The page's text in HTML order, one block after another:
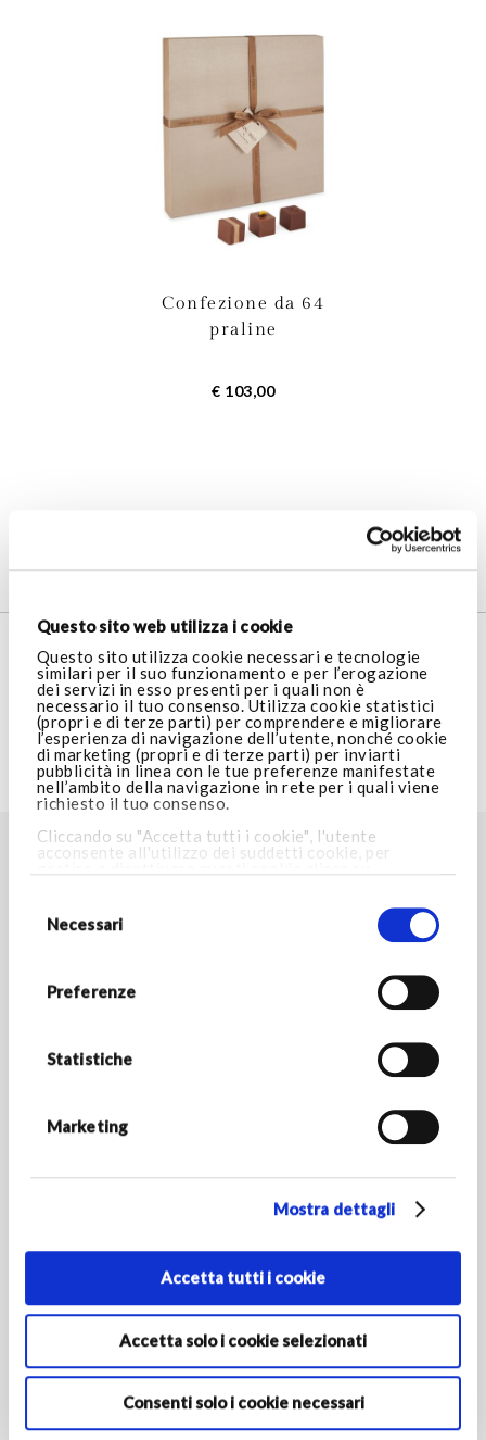
Questo sito web utilizza i cookie
Questo sito utilizza cookie necessari e tecnologie
similari per il suo funzionamento e per l’erogazione
dei servizi in esso presenti per i quali non è
necessario il tuo consenso. Utilizza cookie statistici
(propri e di terze parti) per comprendere e migliorare
l’esperienza di navigazione dell’utente, nonché cookie
di marketing (propri e di terze parti) per inviarti
pubblicità in linea con le tue preferenze manifestate
nell’ambito della navigazione in rete per i quali viene
richiesto il tuo consenso.
Cliccando su "Accetta tutti i cookie", l'utente
acconsente all'utilizzo dei suddetti cookie, per
navigazione e verranno installati i soli cookie
necessari. Per maggiori informazioni consulta la
consenso
Necessari
Preferenze
Statistiche
Marketing
Mostra dettagli
Accetta tutti i cookie
Accetta solo i cookie selezionati
Consenti solo i cookie necessari
Confezione da 64
praline
€ 103,00
AREA LEGALE
VISITA ARMANI.COM
TROVA LO STORE PIÙ VICINO A TE
Rimani aggiornato sulle novità del mondo Armani/Dolci e
*Campi obbligatori
Attivando l'iscrizione dichiari di avere almeno 16 anni e
autorizzi le Società del Gruppo Armani al trattamento dei tuoi
comunicazioni di marketing come indicato nellainformativa